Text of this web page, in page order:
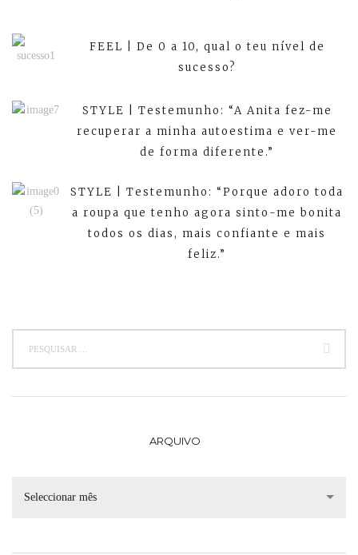
FEEL | De 0 a 10, qual o teu nível de
sucesso?
STYLE | Testemunho: “A Anita fez-me
recuperar a minha autoestima e ver-me
de forma diferente.”
STYLE | Testemunho: “Porque adoro toda
a roupa que tenho agora sinto-me bonita
todos os dias, mais confiante e mais
feliz.”
ARQUIVO
Seleccionar mês